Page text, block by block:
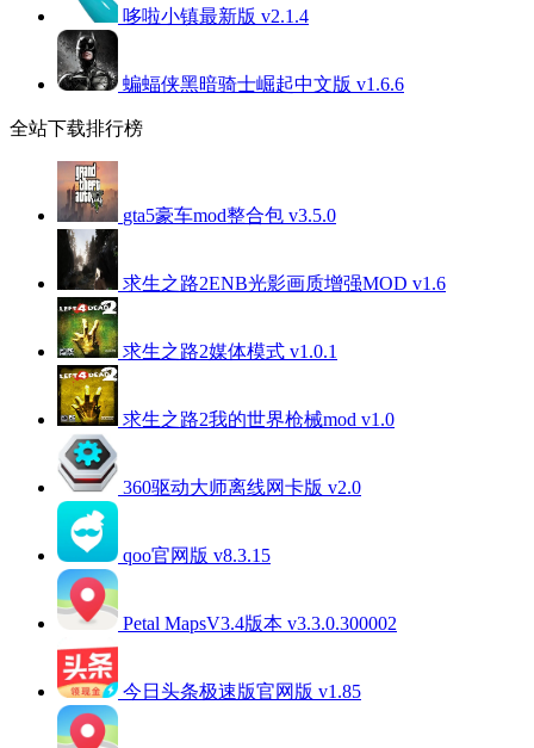
哆啦小镇最新版 v2.1.4
蝙蝠侠黑暗骑士崛起中文版 v1.6.6
全站下载排行榜
gta5豪车mod整合包 v3.5.0
求生之路2ENB光影画质增强MOD v1.6
求生之路2媒体模式 v1.0.1
求生之路2我的世界枪械mod v1.0
360驱动大师离线网卡版 v2.0
qoo官网版 v8.3.15
Petal MapsV3.4版本 v3.3.0.300002
今日头条极速版官网版 v1.85